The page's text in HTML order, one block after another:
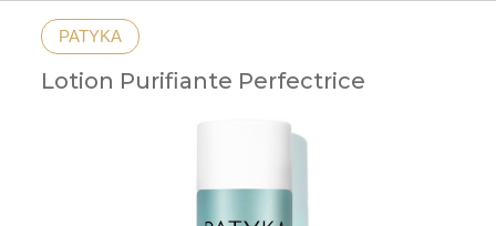
PATYKA
Lotion Purifiante Perfectrice